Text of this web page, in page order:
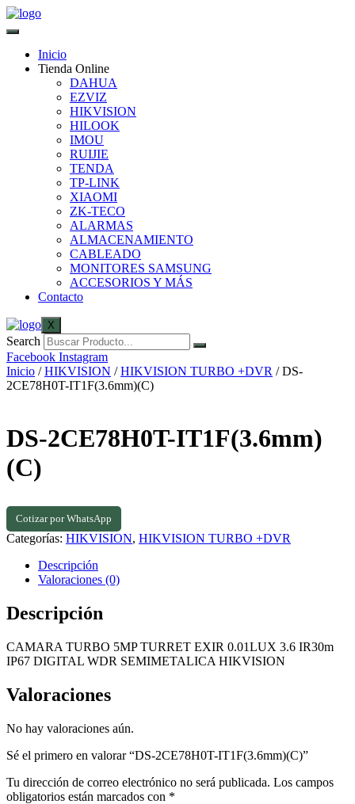
Inicio
Tienda Online
DAHUA
EZVIZ
HIKVISION
HILOOK
IMOU
RUIJIE
TENDA
TP-LINK
XIAOMI
ZK-TECO
ALARMAS
ALMACENAMIENTO
CABLEADO
MONITORES SAMSUNG
ACCESORIOS Y MÁS
Contacto
X
Search
Facebook Instagram
Inicio /HIKVISION /HIKVISION TURBO +DVR / DS-
2CE78H0T-IT1F(3.6mm)(C)
DS-2CE78H0T-IT1F(3.6mm)
(C)
Cotizar por WhatsApp
Categorías: HIKVISION, HIKVISION TURBO +DVR
Descripción
Valoraciones (0)
Descripción
CAMARA TURBO 5MP TURRET EXIR 0.01LUX 3.6 IR30m
IP67 DIGITAL WDR SEMIMETALICA HIKVISION
Valoraciones
No hay valoraciones aún.
Sé el primero en valorar “DS-2CE78H0T-IT1F(3.6mm)(C)”
Tu dirección de correo electrónico no será publicada. Los campos
obligatorios están marcados con *